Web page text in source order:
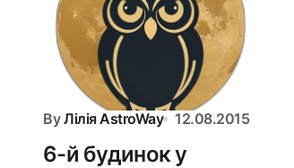
By Лілія AstroWay 12.08.2015
6-й будинок у